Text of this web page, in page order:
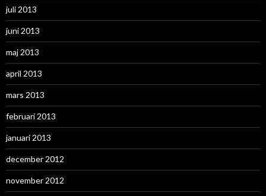
juli 2013
juni 2013
maj 2013
april 2013
mars 2013
februari 2013
januari 2013
december 2012
november 2012